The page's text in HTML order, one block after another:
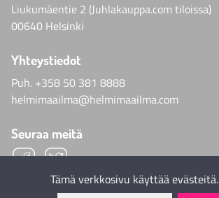
Liukumäentie 2 (Juhlakauppa.com tiloissa)
00640 Helsinki
Yhteystiedot
Puh. +358 50 381 8888
helmimaailma@helmimaailma.com
Seuraa meitä
Tämä verkkosivu käyttää evästeitä.